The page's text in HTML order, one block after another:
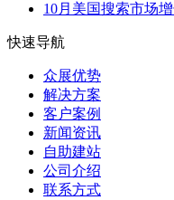
10月美国搜索市场
快速导航
众展优势
解决方案
客户案例
新闻资讯
自助建站
公司介绍
联系方式